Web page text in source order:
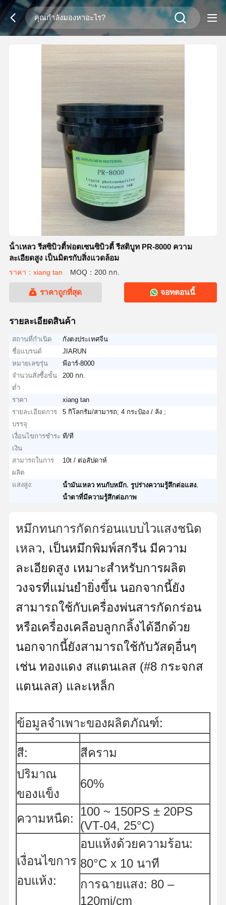
น้ําเหลว รีสซิบิวตี้ฟอตเซนซิบิวตี้ รีสติบูท PR-8000 ความ
ละเอียดสูง เป็นมิตรกับสิ่งแวดล้อม
ราคา：xiang tan MOQ：200 กก.
ราคาถูกที่สุด จอทตอนนี้
รายละเอียดสินค้า
สถานที่กำเนิด
กังตงประเทศจีน
ชื่อแบรนด์
JIARUN
หมายเลขรุ่น
พีอาร์-8000
จำนวนสั่งซื้อขั้น
ต่ำ
200 กก.
ราคา
xiang tan
รายละเอียดการ
บรรจุ
5 กิโลกรัม/สามารถ; 4 กระป๋อง / ลัง ;
เงื่อนไขการชำระ
เงิน
ที/ที
สามารถในการ
ผลิต
10t / ต่อสัปดาห์
แสงสูง: น้ํามันเหลว ทนกับหมึก ,รูปร่างความรู้สึกต่อแสง
น้ําตาที่มีความรู้สึกต่อภาพ
หมึกทนการกัดกร่อนแบบไวแสงชนิด
เหลว, เป็นหมึกพิมพ์สกรีน มีความ
ละเอียดสูง เหมาะสำหรับการผลิต
วงจรที่แม่นยำยิ่งขึ้น นอกจากนี้ยัง
สามารถใช้กับเครื่องพ่นสารกัดกร่อน
หรือเครื่องเคลือบลูกกลิ้งได้อีกด้วย
นอกจากนี้ยังสามารถใช้กับวัสดุอื่นๆ
เช่น ทองแดง สแตนเลส (#8 กระจกส
แตนเลส) และเหล็ก
ข้อมูลจำเพาะของผลิตภัณฑ์:
สี:
สีคราม
ปริมาณ
ของแข็ง
60%
ความหนืด:
100 ~ 150PS ± 20PS
(VT-04, 25°C)
เงื่อนไขการ
อบแห้ง:
อบแห้งด้วยความร้อน:
80°C x 10 นาที
การฉายแสง: 80 –
120mj/cm